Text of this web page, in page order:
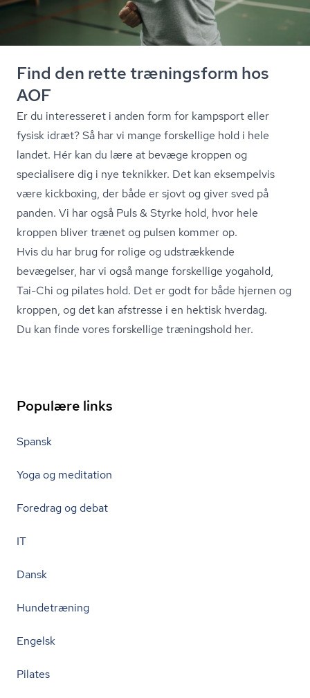
Find den rette træningsform hos
AOF
Er du interesseret i anden form for kampsport eller
fysisk idræt? Så har vi mange forskellige hold i hele
landet. Hér kan du lære at bevæge kroppen og
specialisere dig i nye teknikker. Det kan eksempelvis
være kickboxing, der både er sjovt og giver sved på
panden. Vi har også Puls & Styrke hold, hvor hele
kroppen bliver trænet og pulsen kommer op.
Hvis du har brug for rolige og udstrækkende
bevægelser, har vi også mange forskellige yogahold,
Tai-Chi og pilates hold. Det er godt for både hjernen og
kroppen, og det kan afstresse i en hektisk hverdag.
Du kan finde vores forskellige træningshold her.
Populære links
Spansk
Yoga og meditation
Foredrag og debat
IT
Dansk
Hundetræning
Engelsk
Pilates